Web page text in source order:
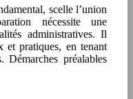
scelle l’union
nécessite une
administratives. Il
et pratiques, en tenant
Démarches préalables